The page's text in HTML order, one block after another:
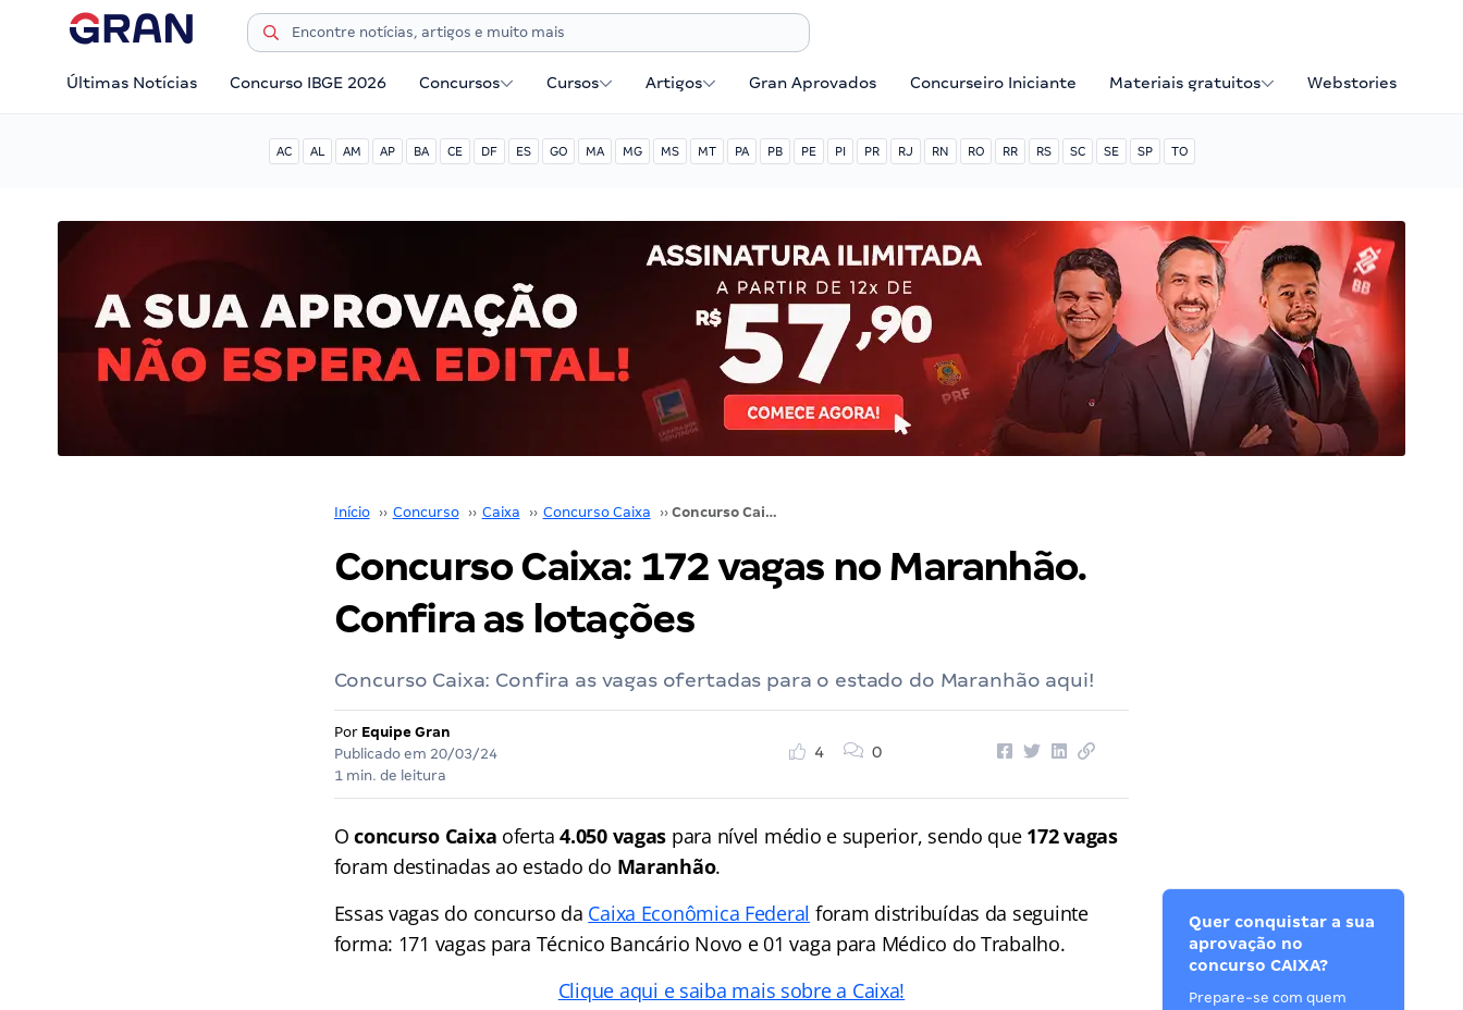
Últimas Notícias Concurso IBGE 2026 Concursos Cursos Artigos Gran Aprovados Concurseiro Iniciante Materiais gratuitos Webstories
AC AL AM AP BA CE DF ES GO MA MG MS MT PA PB PE PI PR RJ RN RO RR RS SC SE SP TO
Início ›› Concurso ›› Caixa ›› Concurso Caixa ›› Concurso Caixa: 172 vagas no Maranhão. Confira as lotações
Concurso Caixa: 172 vagas no Maranhão.
Confira as lotações
Concurso Caixa: Confira as vagas ofertadas para o estado do Maranhão aqui!
Por Equipe Gran
Publicado em 20/03/24
1 min. de leitura
4 0
O concurso Caixa oferta4.050 vagas para nível médio e superior, sendo que 172 vagas
foram destinadas ao estado do Maranhão.
Essas vagas do concurso da Caixa Econômica Federal foram distribuídas da seguinte
forma: 171 vagas para Técnico Bancário Novo e 01 vaga para Médico do Trabalho.
Clique aqui e saiba mais sobre a Caixa!
Quer conquistar a sua
aprovação no
concurso CAIXA?
Prepare-se com quem